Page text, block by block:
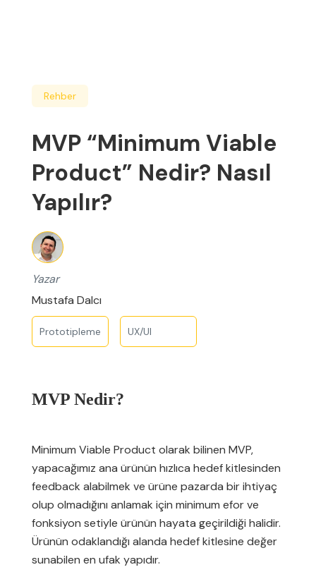
Rehber
MVP “Minimum Viable
Product” Nedir? Nasıl
Yapılır?
Yazar
Mustafa Dalcı
Prototipleme UX/UI
MVP Nedir?
Minimum Viable Product olarak bilinen MVP,
yapacağımız ana ürünün hızlıca hedef kitlesinden
feedback alabilmek ve ürüne pazarda bir ihtiyaç
olup olmadığını anlamak için minimum efor ve
fonksiyon setiyle ürünün hayata geçirildiği halidir.
Ürünün odaklandığı alanda hedef kitlesine değer
sunabilen en ufak yapıdır.